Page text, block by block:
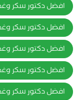
افضل دكتور سكر
افضل دكتور سكر
افضل دكتور سكر
افضل دكتور سكر
افضل دكتور سكر